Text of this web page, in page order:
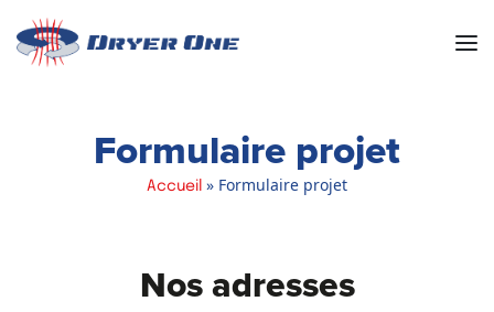
Formulaire projet
Accueil » Formulaire projet
Nos adresses